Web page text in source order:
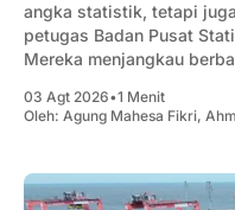
angka statistik, tetapi
petugas Badan Pusat
Mereka menjangkau
perusahaan berskala
aktivitas ekonomi tercatat
03 Agt 2026•1 Menit
Oleh: Agung Mahesa Fikri,